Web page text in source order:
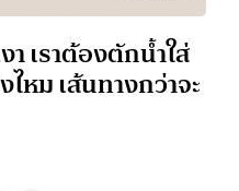
เราต้องตักน้ำใส่
ไหม เส้นทางกว่าจะ